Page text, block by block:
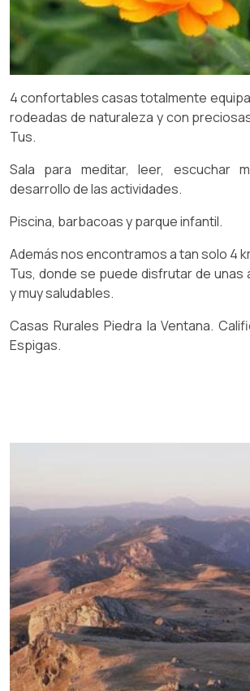
4 confortables casas totalmente
rodeadas de naturaleza y con
Tus.
Sala para meditar, leer, escuchar
desarrollo de las actividades.
Piscina, barbacoas y parque infantil.
Además nos encontramos a tan solo 4
Tus, donde se puede disfrutar de unas
y muy saludables.
Casas Rurales Piedra la Ventana.
Espigas.